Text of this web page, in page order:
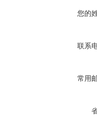
您的
联系
常用